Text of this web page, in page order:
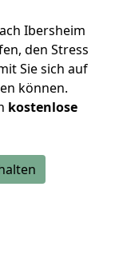
Ibersheim
den Stress
Sie sich auf
können.
kostenlose